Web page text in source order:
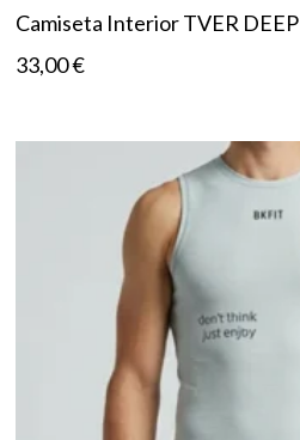
Camiseta Interior TVER DEEP
33,00€